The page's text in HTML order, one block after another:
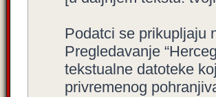
Podatci se prikupljaju
Pregledavanje
tekstualne datoteke
privremenog